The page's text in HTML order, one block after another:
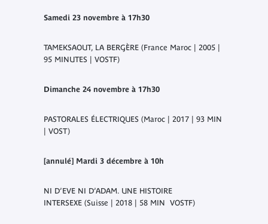
Samedi 23 novembre à 17h30
TAMEKSAOUT, LA BERGÈRE (France Maroc | 2005 |
95 MINUTES | VOSTF)
Dimanche 24 novembre à 17h30
PASTORALES ÉLECTRIQUES(Maroc | 2017 | 93 MIN
| VOST)
[annulé] Mardi 3 décembre à 10h
NI D’EVE NI D’ADAM. UNE HISTOIRE
INTERSEXE(Suisse | 2018 | 58 MIN VOSTF)